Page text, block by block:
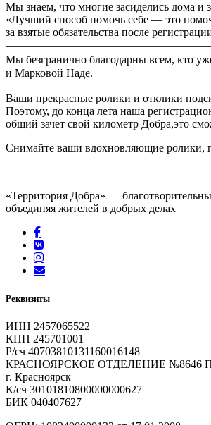
Мы знаем, что многие засиделись дома и
«Лучший способ помочь себе — это
за взятые обязательства после
Мы безгранично благодарны всем, кто
и Марковой Наде.
Ваши прекрасные ролики и отклики
Поэтому, до конца лета наша
общий зачет свой километр Добра,это
Снимайте ваши вдохновляющие ролики,
«Территория Добра» —
объединяя жителей в добрых делах
Реквизиты
ИНН 2457065522
КПП 245701001
Р/сч 40703810131160016148
КРАСНОЯРСКОЕ ОТДЕЛЕНИЕ №8646
г. Красноярск
К/сч 30101810800000000627
БИК 040407627